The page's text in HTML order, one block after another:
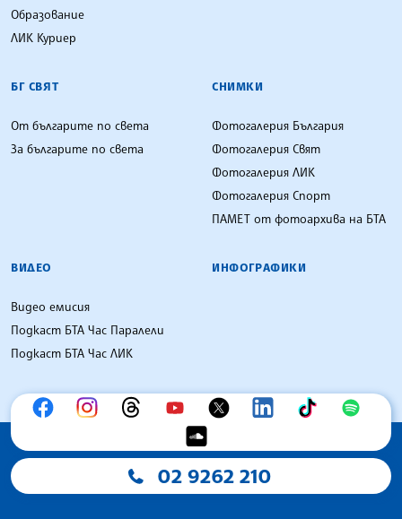
Образование
ЛИК Куриер
БГ СВЯТ
От българите по света
За българите по света
СНИМКИ
Фотогалерия България
Фотогалерия Свят
Фотогалерия ЛИК
Фотогалерия Спорт
ПАМЕТ от фотоархива на БТА
ВИДЕО
Видео емисия
Подкаст БТА Час Паралели
Подкаст БТА Час ЛИК
ИНФОГРАФИКИ
02 9262 210